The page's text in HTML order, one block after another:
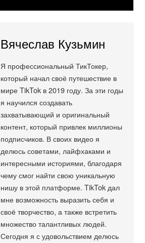
Вячеслав Кузьмин
Я профессиональный ТикТокер,
который начал своё путешествие в
мире TikTok в 2019 году. За эти годы
я научился создавать
захватывающий и оригинальный
контент, который привлек миллионы
подписчиков. В своих видео я
делюсь советами, лайфхаками и
интересными историями, благодаря
чему смог найти свою уникальную
нишу в этой платформе. TikTok дал
мне возможность выразить себя и
своё творчество, а также встретить
множество талантливых людей.
Сегодня я с удовольствием делюсь